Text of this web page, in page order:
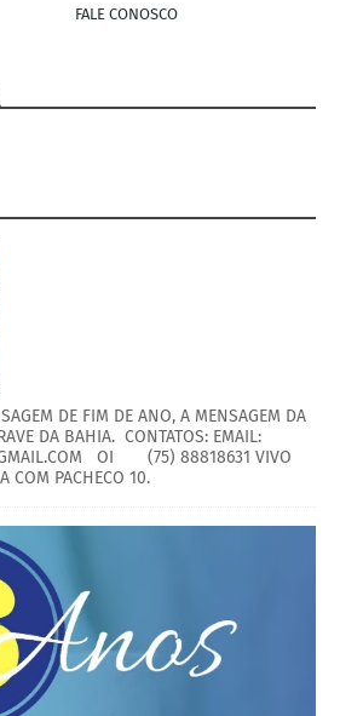
FALE CONOSCO
DE FIM DE ANO, A MENSAGEM DA
DA BAHIA. CONTATOS: EMAIL:
OI (75) 88818631 VIVO
COM PACHECO 10.